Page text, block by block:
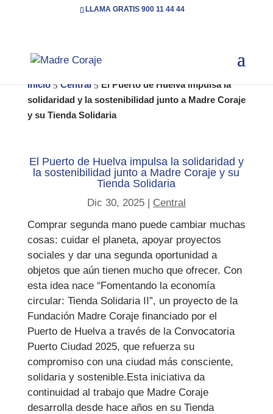
LLAMA GRATIS 900 11 44 44
Inicio 5 Central 5 El Puerto de Huelva impulsa la
solidaridad y la sostenibilidad junto a Madre Coraje
y su Tienda Solidaria
El Puerto de Huelva impulsa la solidaridad y
la sostenibilidad junto a Madre Coraje y su
Tienda Solidaria
Dic 30, 2025| Central
Comprar segunda mano puede cambiar muchas
cosas: cuidar el planeta, apoyar proyectos
sociales y dar una segunda oportunidad a
objetos que aún tienen mucho que ofrecer. Con
esta idea nace “Fomentando la economía
circular: Tienda Solidaria II”, un proyecto de la
Fundación Madre Coraje financiado por el
Puerto de Huelva a través de la Convocatoria
Puerto Ciudad 2025, que refuerza su
compromiso con una ciudad más consciente,
solidaria y sostenible.Esta iniciativa da
continuidad al trabajo que Madre Coraje
desarrolla desde hace años en su Tienda